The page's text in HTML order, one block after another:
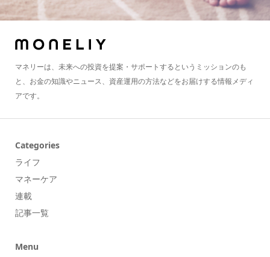
マネリーは、未来への投資を提案・サポートするというミッションのも
と、お金の知識やニュース、資産運用の方法などをお届けする情報メディ
アです。
Categories
ライフ
マネーケア
連載
記事一覧
Menu